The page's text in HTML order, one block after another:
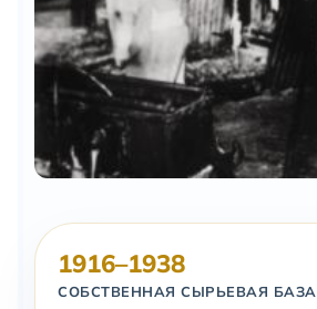
1916–1938
СОБСТВЕННАЯ СЫРЬЕВАЯ БАЗА